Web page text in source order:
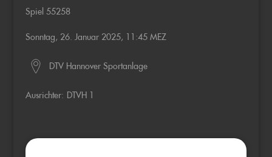
Spiel 55258
Sonntag, 26. Januar 2025, 11:45 MEZ
DTV Hannover Sportanlage
Ausrichter: DTVH 1